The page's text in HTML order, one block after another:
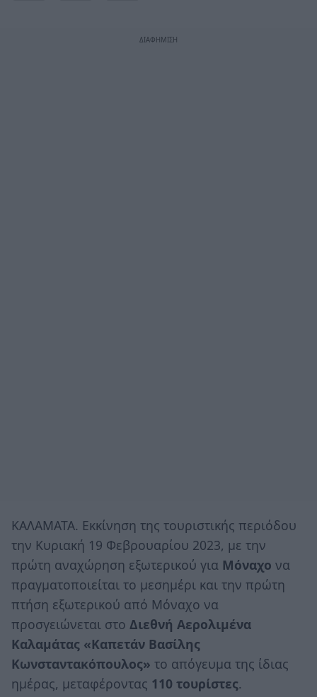
ΚΑΛΑΜΑΤΑ. Εκκίνηση της τουριστικής περιόδου
την Κυριακή 19 Φεβρουαρίου 2023, με την
πρώτη αναχώρηση εξωτερικού για Μόναχο να
πραγματοποιείται το μεσημέρι και την πρώτη
πτήση εξωτερικού από Μόναχο να
προσγειώνεται στο Διεθνή Αερολιμένα
Καλαμάτας «Καπετάν Βασίλης
Κωνσταντακόπουλος» το απόγευμα της ίδιας
ημέρας, μεταφέροντας 110 τουρίστες.